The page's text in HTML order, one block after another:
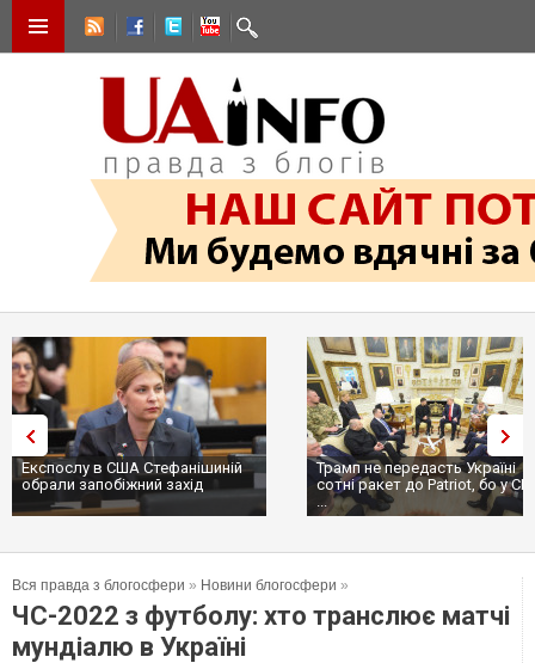
Експослу в США Стефанішиній
обрали запобіжний захід
Трамп не передасть Україні
сотні ракет до Patriot, бо у
...
Вся правда з блогосфери » Новини блогосфери »
ЧС-2022 з футболу: хто транслює матчі
мундіалю в Україні